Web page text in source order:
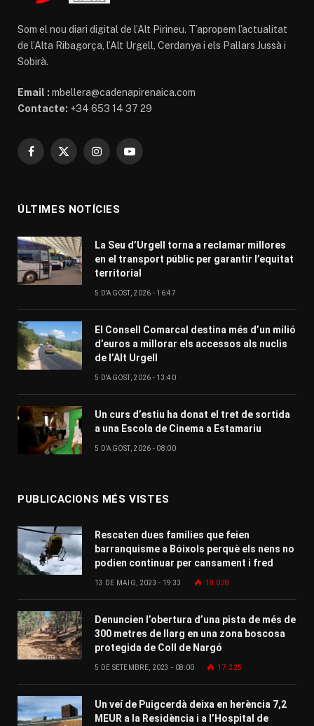
Som el nou diari digital de l’Alt Pirineu. T’apropem l’actualitat
de l’Alta Ribagorça, l’Alt Urgell, Cerdanya i els Pallars Jussà i
Sobirà.
Email : mbellera@cadenapirenaica.com
Contacte: +34 653 14 37 29
Facebook
X
InstagramYouTube
ÚLTIMES NOTÍCIES
La Seu d’Urgell torna a reclamar millores
en el transport públic per garantir l’equitat
territorial
5 D'AGOST, 2026 - 16:47
El Consell Comarcal destina més d’un milió
d’euros a millorar els accessos als nuclis
de l’Alt Urgell
5 D'AGOST, 2026 - 13:40
Un curs d’estiu ha donat el tret de sortida
a una Escola de Cinema a Estamariu
5 D'AGOST, 2026 - 08:00
PUBLICACIONS MÉS VISTES
Rescaten dues famílies que feien
barranquisme a Bóixols perquè els nens no
podien continuar per cansament i fred
13 DE MAIG, 2023 - 19:33 18.028
Denuncien l’obertura d’una pista de més de
300 metres de llarg en una zona boscosa
protegida de Coll de Nargó
5 DE SETEMBRE, 2023 - 08:00 17.225
Un veí de Puigcerdà deixa en herència 7,2
MEUR a la Residència i a l’Hospital de